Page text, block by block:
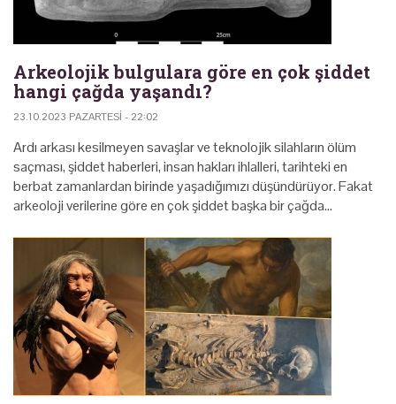
Arkeolojik bulgulara göre en çok şiddet
hangi çağda yaşandı?
23.10.2023 PAZARTESI - 22:02
Ardı arkası kesilmeyen savaşlar ve teknolojik silahların ölüm
saçması, şiddet haberleri, insan hakları ihlalleri, tarihteki en
berbat zamanlardan birinde yaşadığımızı düşündürüyor. Fakat
arkeoloji verilerine göre en çok şiddet başka bir çağda…